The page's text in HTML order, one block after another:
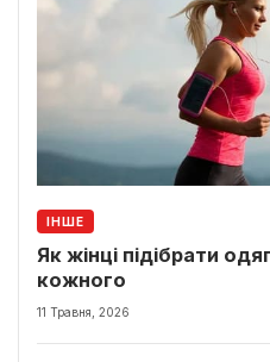
ІНШЕ
Як жінці підібрати
кожного
11 Травня, 2026